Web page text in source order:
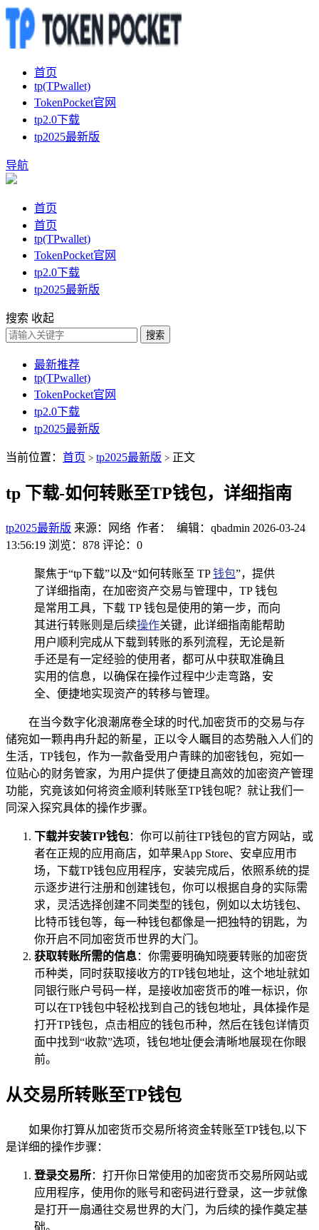
首页
tp(TPwallet)
TokenPocket官网
tp2.0下载
tp2025最新版
导航
首页
首页
tp(TPwallet)
TokenPocket官网
tp2.0下载
tp2025最新版
搜索 收起
搜索
最新推荐
tp(TPwallet)
TokenPocket官网
tp2.0下载
tp2025最新版
当前位置： 首页 > tp2025最新版 > 正文
tp 下载-如何转账至TP钱包，详细指南
tp2025最新版 来源：网络 作者： 编辑：qbadmin 2026-03-24
13:56:19 浏览：878 评论：0
聚焦于“tp下载”以及“如何转账至 TP钱包”，提供
了详细指南，在加密资产交易与管理中，TP 钱包
是常用工具，下载 TP 钱包是使用的第一步，而向
其进行转账则是后续操作关键，此详细指南能帮助
用户顺利完成从下载到转账的系列流程，无论是新
手还是有一定经验的使用者，都可从中获取准确且
实用的信息，以确保在操作过程中少走弯路，安
全、便捷地实现资产的转移与管理。
在当今数字化浪潮席卷全球的时代,加密货币的交易与存
储宛如一颗冉冉升起的新星，正以令人瞩目的态势融入人们的
生活，TP钱包，作为一款备受用户青睐的加密钱包，宛如一
位贴心的财务管家，为用户提供了便捷且高效的加密资产管理
功能，究竟该如何将资金顺利转账至TP钱包呢？就让我们一
同深入探究具体的操作步骤。
下载并安装TP钱包：你可以前往TP钱包的官方网站，或
者在正规的应用商店，如苹果App Store、安卓应用市
场，下载TP钱包应用程序，安装完成后，依照系统的提
示逐步进行注册和创建钱包，你可以根据自身的实际需
求，灵活选择创建不同类型的钱包，例如以太坊钱包、
比特币钱包等，每一种钱包都像是一把独特的钥匙，为
你开启不同加密货币世界的大门。
获取转账所需的信息：你需要明确知晓要转账的加密货
币种类，同时获取接收方的TP钱包地址，这个地址就如
同银行账户号码一样，是接收加密货币的唯一标识，你
可以在TP钱包中轻松找到自己的钱包地址，具体操作是
打开TP钱包，点击相应的钱包币种，然后在钱包详情页
面中找到“收款”选项，钱包地址便会清晰地展现在你眼
前。
从交易所转账至TP钱包
如果你打算从加密货币交易所将资金转账至TP钱包,以下
是详细的操作步骤：
登录交易所：打开你日常使用的加密货币交易所网站或
应用程序，使用你的账号和密码进行登录，这一步就像
是打开一扇通往交易世界的大门，为后续的操作奠定基
础。